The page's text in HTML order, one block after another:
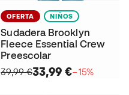
OFERTA NIÑOS
Sudadera Brooklyn
Fleece Essential Crew
Preescolar
39,99 €33,99 €−15%